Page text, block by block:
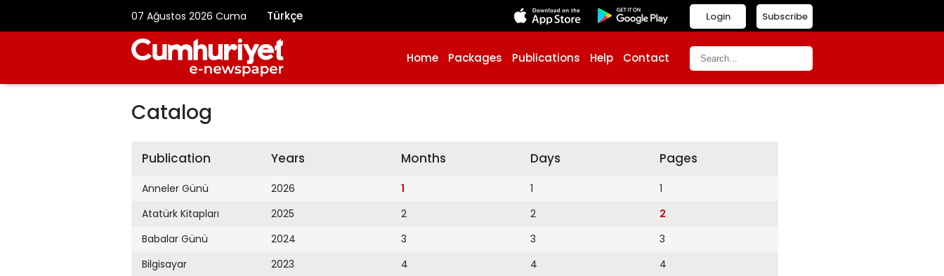
07 Ağustos 2026 Cuma Türkçe Subscribe
Login
Home Packages Publications Help Contact
Catalog
Publication
Anneler Günü
Atatürk Kitapları
Babalar Günü
Bilgisayar
Years
2026
2025
2024
2023
Months
1
2
3
4
Days
1
2
3
4
Pages
1
2
3
4